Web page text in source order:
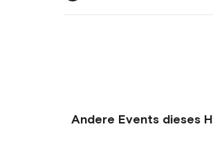
Andere Events dieses